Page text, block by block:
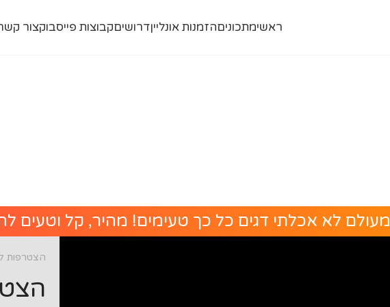
ראשימתכוניםהזמנות אונלייןדרושיםקבוצות פייסבוקצור
מעולם לא אכלתי דגים כל כך טעימים! מהיר, קל וטעים
הצטרפות